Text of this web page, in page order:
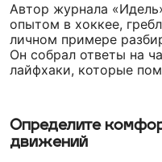
Автор журнала
опытом в хоккее,
личном примере
Он собрал ответы на
лайфхаки, которые
Определите
движений